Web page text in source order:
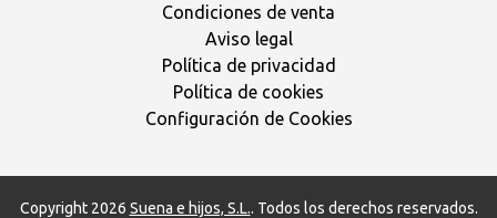
Condiciones de venta
Aviso legal
Política de privacidad
Política de cookies
Configuración de Cookies
Copyright 2026 Suena e hijos, S.L.. Todos los derechos reservados.